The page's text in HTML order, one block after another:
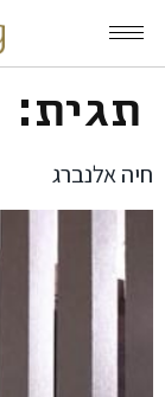
תגית:
חיה אלנברג